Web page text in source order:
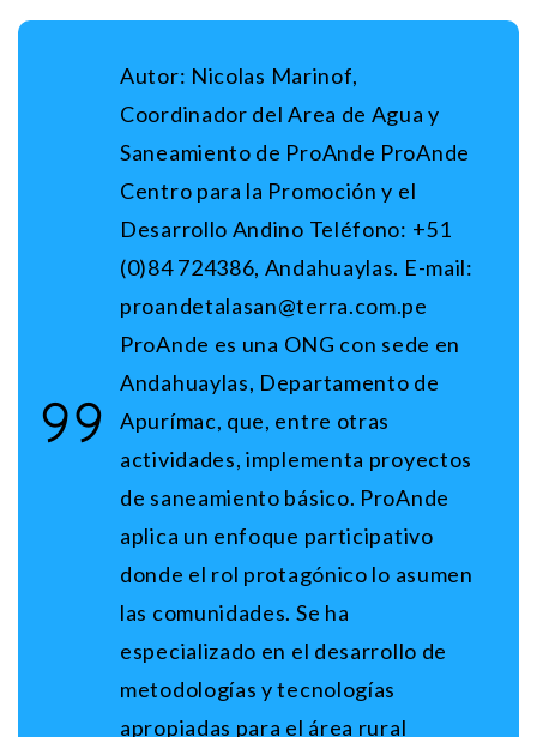
Autor: Nicolas Marinof,
Coordinador del Area de Agua y
Saneamiento de ProAnde ProAnde
Centro para la Promoción y el
Desarrollo Andino Teléfono: +51
(0)84 724386, Andahuaylas. E-mail:
proandetalasan@terra.com.pe
ProAnde es una ONG con sede en
Andahuaylas, Departamento de
Apurímac, que, entre otras
actividades, implementa proyectos
de saneamiento básico. ProAnde
aplica un enfoque participativo
donde el rol protagónico lo asumen
las comunidades. Se ha
especializado en el desarrollo de
metodologías y tecnologías
apropiadas para el área rural